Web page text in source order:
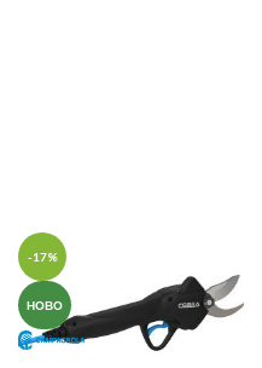
-17%
НОВО